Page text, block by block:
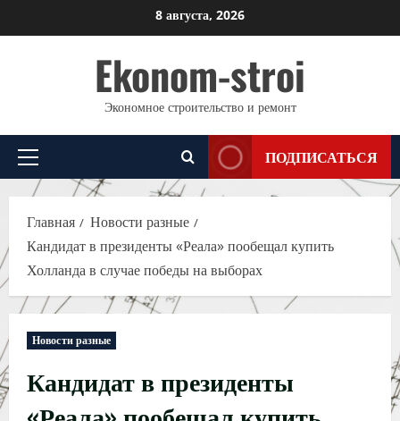
к
8 августа, 2026
Ekonom-stroi
Экономное строительство и ремонт
Основное
меню
ПОДПИСАТЬСЯ
Главная
Новости разные
Кандидат в президенты «Реала» пообещал купить
Холланда в случае победы на выборах
Новости разные
Кандидат в президенты